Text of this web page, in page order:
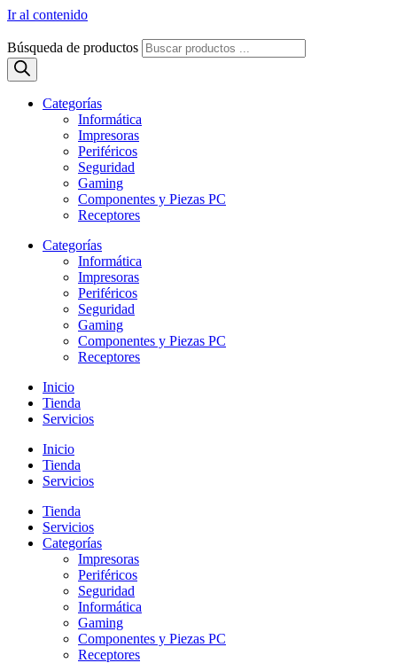
Ir al contenido
Búsqueda de productos
Categorías
Informática
Impresoras
Periféricos
Seguridad
Gaming
Componentes y Piezas PC
Receptores
Categorías
Informática
Impresoras
Periféricos
Seguridad
Gaming
Componentes y Piezas PC
Receptores
Inicio
Tienda
Servicios
Inicio
Tienda
Servicios
Tienda
Servicios
Categorías
Impresoras
Periféricos
Seguridad
Informática
Gaming
Componentes y Piezas PC
Receptores